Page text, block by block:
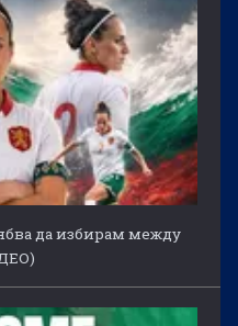
да избирам между